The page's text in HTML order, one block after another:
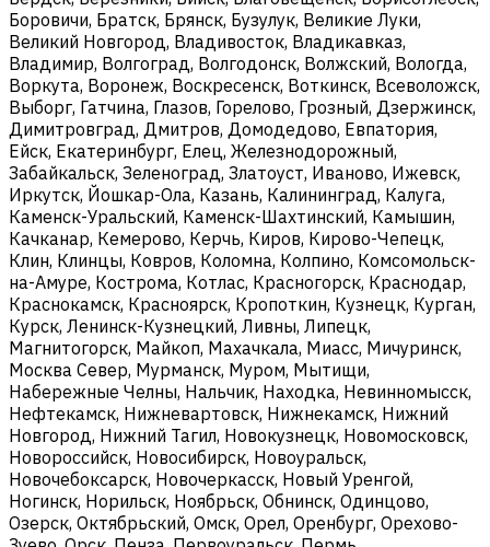
Боровичи, Братск, Брянск, Бузулук, Великие Луки,
Великий Новгород, Владивосток, Владикавказ,
Владимир, Волгоград, Волгодонск, Волжский, Вологда,
Воркута, Воронеж, Воскресенск, Воткинск, Всеволожск,
Выборг, Гатчина, Глазов, Горелово, Грозный, Дзержинск,
Димитровград, Дмитров, Домодедово, Евпатория,
Ейск, Екатеринбург, Елец, Железнодорожный,
Забайкальск, Зеленоград, Златоуст, Иваново, Ижевск,
Иркутск, Йошкар-Ола, Казань, Калининград, Калуга,
Каменск-Уральский, Каменск-Шахтинский, Камышин,
Качканар, Кемерово, Керчь, Киров, Кирово-Чепецк,
Клин, Клинцы, Ковров, Коломна, Колпино, Комсомольск-
на-Амуре, Кострома, Котлас, Красногорск, Краснодар,
Краснокамск, Красноярск, Кропоткин, Кузнецк, Курган,
Курск, Ленинск-Кузнецкий, Ливны, Липецк,
Магнитогорск, Майкоп, Махачкала, Миасс, Мичуринск,
Москва Север, Мурманск, Муром, Мытищи,
Набережные Челны, Нальчик, Находка, Невинномысск,
Нефтекамск, Нижневартовск, Нижнекамск, Нижний
Новгород, Нижний Тагил, Новокузнецк, Новомосковск,
Новороссийск, Новосибирск, Новоуральск,
Новочебоксарск, Новочеркасск, Новый Уренгой,
Ногинск, Норильск, Ноябрьск, Обнинск, Одинцово,
Озерск, Октябрьский, Омск, Орел, Оренбург, Орехово-